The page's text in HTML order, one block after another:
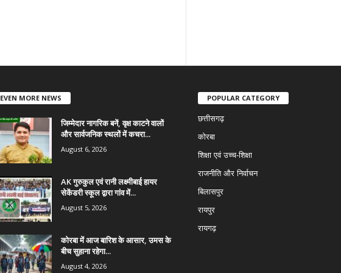
EVEN MORE NEWS
जिम्मेदार नागरिक बनें, वृक्ष काटने वालों
और सार्वजनिक स्थलों में कचरा...
August 6, 2026
AK गुरुकुल एवं रानी लक्ष्मीबाई हायर
सेकेंडरी स्कूल द्वारा गांव में...
August 5, 2026
कोरबा में आज बारिश के आसार, उमस के
बीच सुहाना रहेगा...
August 4, 2026
POPULAR CATEGORY
छत्तीसगढ़
कोरबा
शिक्षा एवं उच्च-शिक्षा
राजनीति और निर्वाचन
बिलासपुर
रायपुर
रायगढ़